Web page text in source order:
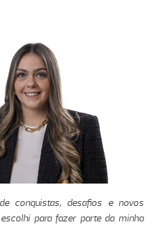
conquistas, desafios e novos
para fazer parte da minha